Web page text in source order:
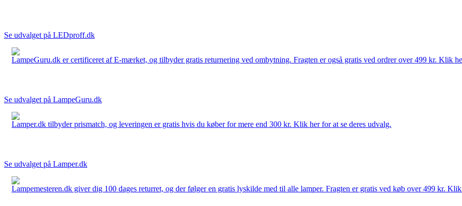
Se udvalget på LEDproff.dk
LampeGuru.dk er certificeret af E-mærket, og tilbyder gratis returnering ved ombytning. Fragten er også gratis ved ordrer over 499 kr. Klik
Se udvalget på LampeGuru.dk
Lamper.dk tilbyder prismatch, og leveringen er gratis hvis du køber for mere end 300 kr. Klik her for at se deres udvalg.
Se udvalget på Lamper.dk
Lampemesteren.dk giver dig 100 dages returret, og der følger en gratis lyskilde med til alle lamper. Fragten er gratis ved køb over 499 kr.